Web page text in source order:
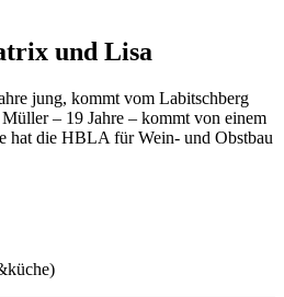
und Lisa
jung, kommt vom Labitschberg
– 19 Jahre – kommt von einem
hat die HBLA für Wein- und Obstbau